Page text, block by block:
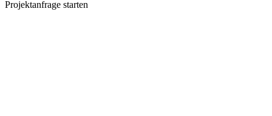
Projektanfrage starten